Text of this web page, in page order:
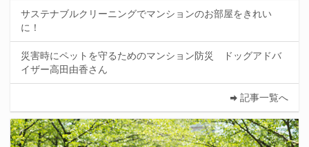
サステナブルクリーニングでマンションのお部屋をきれい
に！
災害時にペットを守るためのマンション防災 ドッグアドバ
イザー高田由香さん
記事一覧へ